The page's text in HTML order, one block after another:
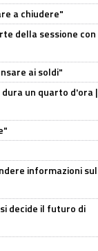
a chiudere"
della sessione con
ai soldi"
un quarto d'ora |
informazioni sul
decide il futuro di